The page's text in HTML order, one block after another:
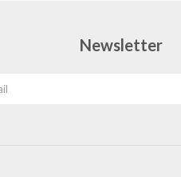
Newsletter